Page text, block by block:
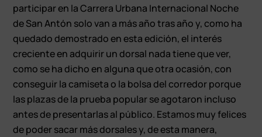
participar en la Carrera Urbana Internacional Noche
de San Antón solo van a más año tras año y, como ha
quedado demostrado en esta edición, el interés
creciente en adquirir un dorsal nada tiene que ver,
como se ha dicho en alguna que otra ocasión, con
conseguir la camiseta o la bolsa del corredor porque
las plazas de la prueba popular se agotaron incluso
antes de presentarlas al público. Estamos muy felices
de poder sacar más dorsales y, de esta manera,